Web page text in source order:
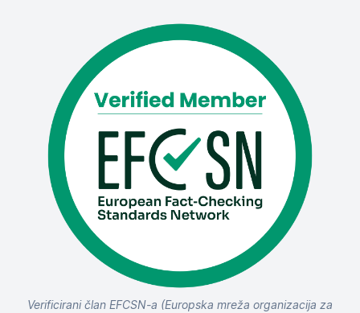
Verificirani član EFCSN-a (Europska mreža organizacija za